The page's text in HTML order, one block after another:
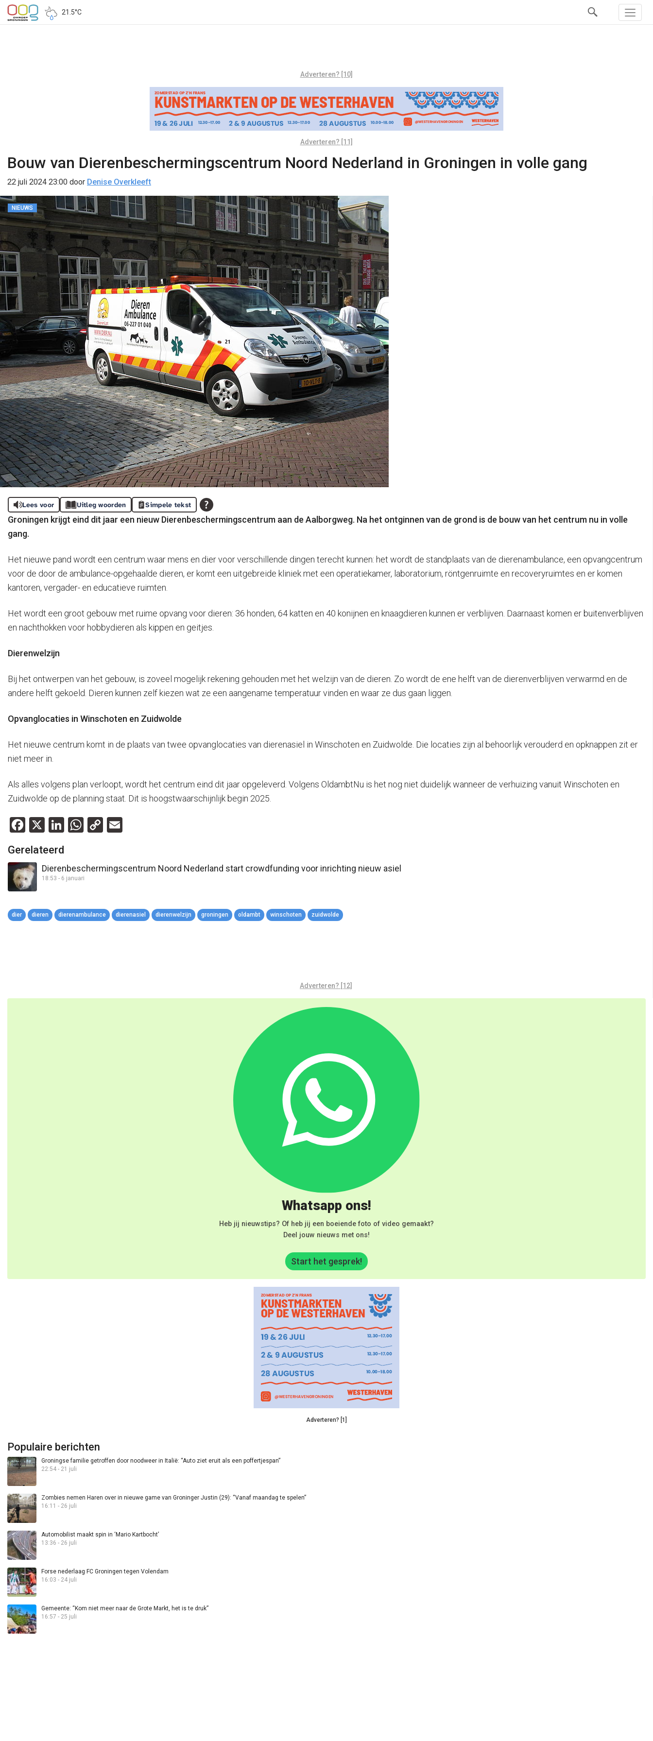
21.5°C
Adverteren? [10]
Adverteren? [11]
Bouw van Dierenbeschermingscentrum Noord Nederland in Groningen in volle gang
22 juli 2024 23:00 door Denise Overkleeft
NIEUWS
Lees voor Uitleg woorden Simpele tekst
Groningen krijgt eind dit jaar een nieuw Dierenbeschermingscentrum aan de Aalborgweg. Na het ontginnen van de grond is de bouw van het centrum nu in volle
gang.
Het nieuwe pand wordt een centrum waar mens en dier voor verschillende dingen terecht kunnen: het wordt de standplaats van de dierenambulance, een opvangcentrum
voor de door de ambulance-opgehaalde dieren, er komt een uitgebreide kliniek met een operatiekamer, laboratorium, röntgenruimte en recoveryruimtes en er komen
kantoren, vergader- en educatieve ruimten.
Het wordt een groot gebouw met ruime opvang voor dieren: 36 honden, 64 katten en 40 konijnen en knaagdieren kunnen er verblijven. Daarnaast komen er buitenverblijven
en nachthokken voor hobbydieren als kippen en geitjes.
Dierenwelzijn
Bij het ontwerpen van het gebouw, is zoveel mogelijk rekening gehouden met het welzijn van de dieren. Zo wordt de ene helft van de dierenverblijven verwarmd en de
andere helft gekoeld. Dieren kunnen zelf kiezen wat ze een aangename temperatuur vinden en waar ze dus gaan liggen.
Opvanglocaties in Winschoten en Zuidwolde
Het nieuwe centrum komt in de plaats van twee opvanglocaties van dierenasiel in Winschoten en Zuidwolde. Die locaties zijn al behoorlijk verouderd en opknappen zit er
niet meer in.
Als alles volgens plan verloopt, wordt het centrum eind dit jaar opgeleverd. Volgens OldambtNu is het nog niet duidelijk wanneer de verhuizing vanuit Winschoten en
Zuidwolde op de planning staat. Dit is hoogstwaarschijnlijk begin 2025.
Facebook
X LinkedIn
WhatsApp
Copy
Gerelateerd
Dierenbeschermingscentrum Noord Nederland start crowdfunding voor inrichting nieuw asiel
18:53 - 6 januari
dier dieren dierenambulance dierenasiel dierenwelzijn groningen oldambt winschoten zuidwolde
Adverteren? [12]
Whatsapp ons!
Heb jij nieuwstips? Of heb jij een boeiende foto of video gemaakt?
Deel jouw nieuws met ons!
Start het gesprek!
Adverteren? [1]
Populaire berichten
Groningse familie getroffen door noodweer in Italië: “Auto ziet eruit als een poffertjespan”
22:54 - 21 juli
Zombies nemen Haren over in nieuwe game van Groninger Justin (29): “Vanaf maandag te spelen”
16:11 - 26 juli
Automobilist maakt spin in ‘Mario Kartbocht’
13:36 - 26 juli
Forse nederlaag FC Groningen tegen Volendam
16:03 - 24 juli
Gemeente: “Kom niet meer naar de Grote Markt, het is te druk”
16:57 - 25 juli